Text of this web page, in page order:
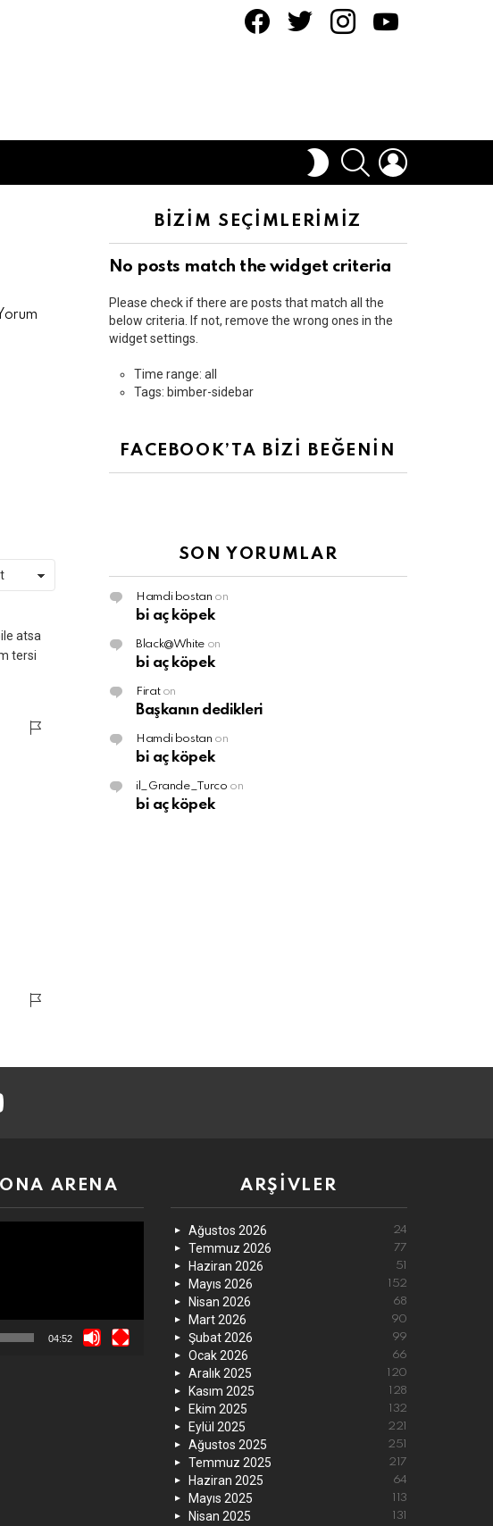
DIŞ
GÖRÜNÜMÜ
ARAMA
AÇ
atsa
tersi
BİZİM SEÇİMLERİMİZ
No posts match the widget criteria
Please check if there are posts that match all the
below criteria. If not, remove the wrong ones in the
widget settings.
Time range: all
Tags: bimber-sidebar
FACEBOOK’TA BİZİ BEĞENİN
SON YORUMLAR
Hamdi bostan on
bi aç köpek
Black@White on
bi aç köpek
Firaton
Başkanın dedikleri
Hamdi bostan on
bi aç köpek
il_Grande_Turco on
bi aç köpek
ARENA
04:52
ARŞIVLER
Ağustos 2026 24
Temmuz 2026 77
Haziran 2026 51
Mayıs 2026 152
Nisan 2026 68
Mart 2026 90
Şubat 2026 99
Ocak 2026 66
Aralık 2025 120
Kasım 2025 128
Ekim 2025 132
Eylül 2025 221
Ağustos 2025 251
Temmuz 2025 217
Haziran 2025 64
Mayıs 2025 113
Nisan 2025 131